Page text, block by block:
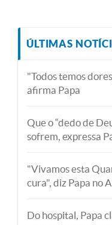
ÚLTIMAS
"Todos temos
afirma Papa
Que o “dedo de
sofrem, expressa
"Vivamos esta
cura", diz Papa no
Do hospital, Papa